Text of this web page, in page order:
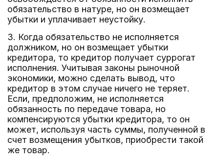
обязательство в натуре, но он возмещает
убытки и уплачивает неустойку.
3. Когда обязательство не исполняется
должником, но он возмещает убытки
кредитора, то кредитор получает суррогат
исполнения. Учитывая законы рыночной
экономики, можно сделать вывод, что
кредитор в этом случае ничего не теряет.
Если, предположим, не исполняется
обязанность по передаче товара, но
компенсируются убытки кредитора, то он
может, используя часть суммы, полученной в
счет возмещения убытков, приобрести такой
же товар.